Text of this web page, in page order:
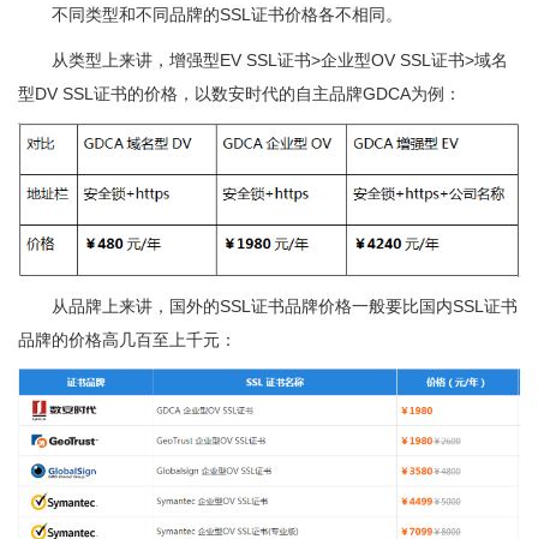
不同类型和不同品牌的SSL证书价格各不相同。
从类型上来讲，增强型EV SSL证书>企业型OV SSL证书>域名
型DV SSL证书的价格，以数安时代的自主品牌GDCA为例：
从品牌上来讲，国外的SSL证书品牌价格一般要比国内SSL证书
品牌的价格高几百至上千元：